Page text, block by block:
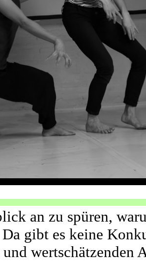
an zu spüren,
gibt es keine
wertschätzenden